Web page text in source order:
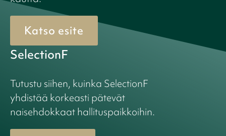
Katso esite
SelectionF
Tutustu siihen, kuinka SelectionF
yhdistää korkeasti pätevät
naisehdokkaat hallituspaikkoihin.